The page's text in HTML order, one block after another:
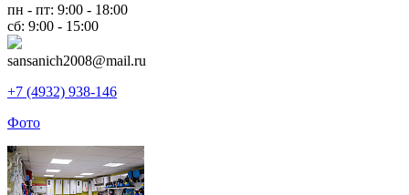
пн - пт: 9:00 - 18:00
сб: 9:00 - 15:00
sansanich2008@mail.ru
+7 (4932) 938-146
Фото